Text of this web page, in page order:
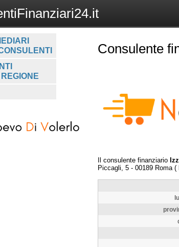
Consulente
Il consulente finanziario
Piccagli, 5 - 00189 Roma (